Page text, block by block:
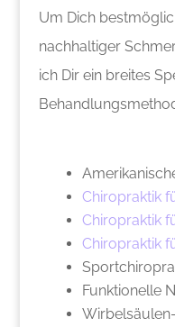
Um Dich
nachhaltiger
ich Dir ein breites
Chiropraktik
Chiropraktik
Chiropraktik
Funktionelle